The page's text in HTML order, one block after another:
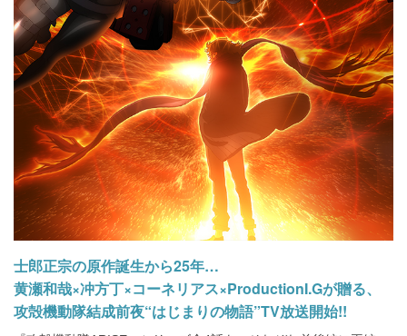
士郎正宗の原作誕生から25年…
黄瀬和哉×冲方丁×コーネリアス×ProductionI.Gが贈る、
攻殻機動隊結成前夜“はじまりの物語”TV放送開始!!